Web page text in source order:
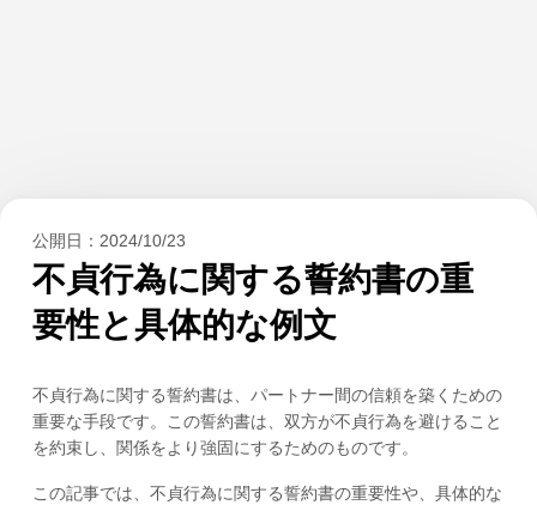
公開日： 2024/10/23
不貞行為に関する誓約書の重
要性と具体的な例文
不貞行為に関する誓約書は、パートナー間の信頼を築くための
重要な手段です。この誓約書は、双方が不貞行為を避けること
を約束し、関係をより強固にするためのものです。
この記事では、不貞行為に関する誓約書の重要性や、具体的な